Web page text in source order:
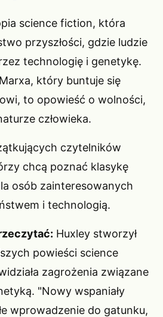
science fiction, która
przyszłości, gdzie ludzie
technologię i genetykę.
który buntuje się
to opowieść o wolności,
człowieka.
czytelników
chcą poznać klasykę
osób zainteresowanych
i technologią.
Huxley stworzył
powieści science
zagrożenia związane
"Nowy wspaniały
wprowadzenie do gatunku,